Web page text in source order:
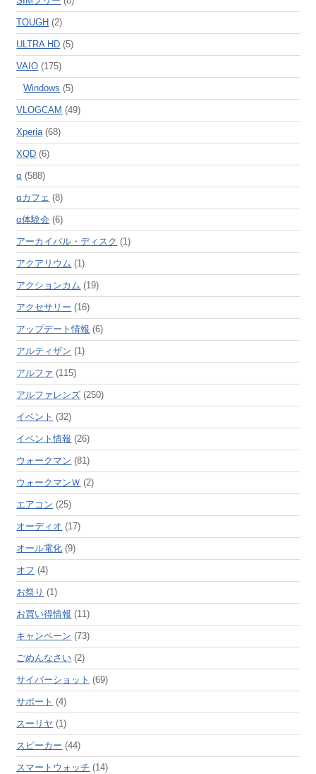
TOUGH (2)
ULTRA HD (5)
VAIO (175)
Windows (5)
VLOGCAM (49)
Xperia(68)
XQD (6)
α (588)
αカフェ (8)
α体験会 (6)
アーカイバル・ディスク (1)
アクアリウム (1)
アクションカム (19)
アクセサリー (16)
アップデート情報 (6)
アルティザン (1)
アルファ (115)
アルファレンズ (250)
イベント (32)
イベント情報 (26)
ウォークマン (81)
ウォークマンＷ (2)
エアコン (25)
オーディオ (17)
オール電化 (9)
オフ (4)
お祭り (1)
お買い得情報 (11)
キャンペーン (73)
ごめんなさい (2)
サイバーショット (69)
サポート (4)
スーリヤ (1)
スピーカー (44)
スマートウォッチ (14)